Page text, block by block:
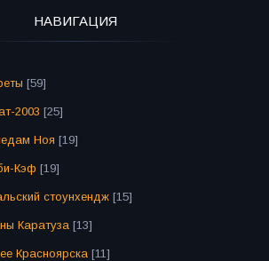
НАВИГАЦИЯ
[59]
2003 [25]
Ноя [19]
Кэф [19]
стоунхендж [15]
Каратуза [13]
Красноярска [11]